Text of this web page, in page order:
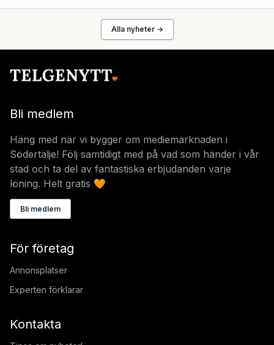
Alla nyheter →
Bli medlem
Häng med när vi bygger om mediemarknaden i
Södertälje! Följ samtidigt med på vad som händer i vår
stad och ta del av fantastiska erbjudanden varje
löning. Helt gratis 🧡
Bli medlem
För företag
Annonsplatser
Experten förklarar
Kontakta